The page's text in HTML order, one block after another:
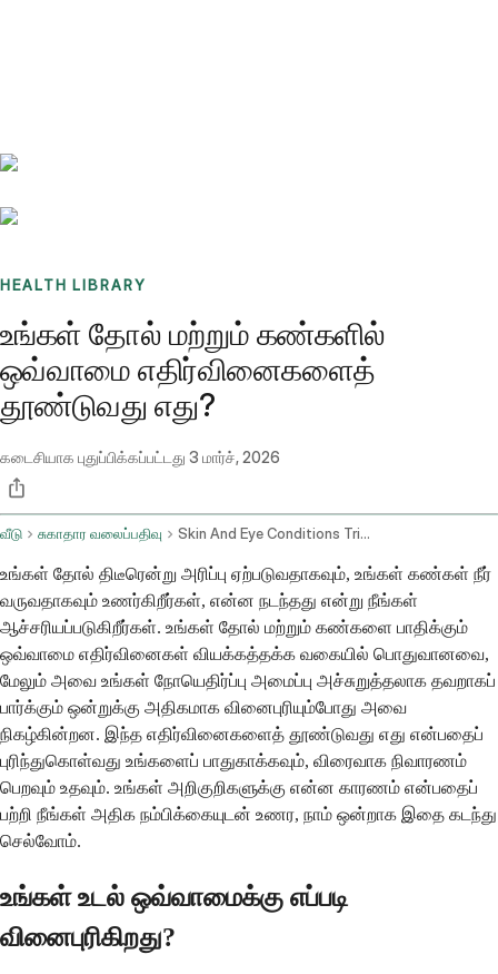
HEALTH LIBRARY
உங்கள் தோல் மற்றும் கண்களில்
ஒவ்வாமை எதிர்வினைகளைத்
தூண்டுவது எது?
கடைசியாக புதுப்பிக்கப்பட்டது 3 மார்ச், 2026
வீடு சுகாதார வலைப்பதிவு Skin And Eye Conditions Triggers For Allergic Reactions
உங்கள் தோல் திடீரென்று அரிப்பு ஏற்படுவதாகவும், உங்கள் கண்கள் நீர்
வருவதாகவும் உணர்கிறீர்கள், என்ன நடந்தது என்று நீங்கள்
ஆச்சரியப்படுகிறீர்கள். உங்கள் தோல் மற்றும் கண்களை பாதிக்கும்
ஒவ்வாமை எதிர்வினைகள் வியக்கத்தக்க வகையில் பொதுவானவை,
மேலும் அவை உங்கள் நோயெதிர்ப்பு அமைப்பு அச்சுறுத்தலாக தவறாகப்
பார்க்கும் ஒன்றுக்கு அதிகமாக வினைபுரியும்போது அவை
நிகழ்கின்றன. இந்த எதிர்வினைகளைத் தூண்டுவது எது என்பதைப்
புரிந்துகொள்வது உங்களைப் பாதுகாக்கவும், விரைவாக நிவாரணம்
பெறவும் உதவும். உங்கள் அறிகுறிகளுக்கு என்ன காரணம் என்பதைப்
பற்றி நீங்கள் அதிக நம்பிக்கையுடன் உணர, நாம் ஒன்றாக இதை கடந்து
செல்வோம்.
உங்கள் உடல் ஒவ்வாமைக்கு எப்படி
வினைபுரிகிறது?